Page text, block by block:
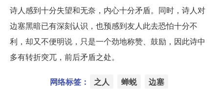
诗人感到十分失望和无奈，内心十分矛盾。同时，诗人对
边塞黑暗已有深刻认识，也预感到友人此去恐怕十分不
利，却又不便明说，只是一个劲地称赞、鼓励，因此诗中
多有转折突兀，前后矛盾之处。
网络标签： 之人 蝉蜕 边塞